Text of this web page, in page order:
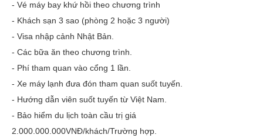
- Vé máy bay khứ hồi theo chương trình
- Khách sạn 3 sao (phòng 2 hoặc 3 người)
- Visa nhập cảnh Nhật Bản.
- Các bữa ăn theo chương trình.
- Phí tham quan vào cổng 1 lần.
- Xe máy lạnh đưa đón tham quan suốt tuyến.
- Hướng dẫn viên suốt tuyến từ Việt Nam.
- Bảo hiểm du lịch toàn cầu trị giá
2.000.000.000VNĐ/khách/Trường hợp.